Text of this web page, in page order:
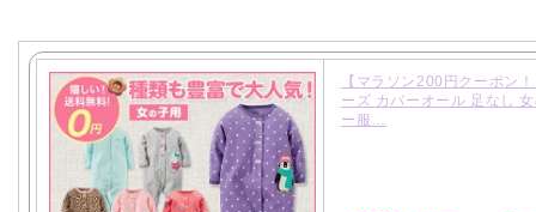
【マラソン200円クーポン
ーズ カバーオール 足なし
ー服…